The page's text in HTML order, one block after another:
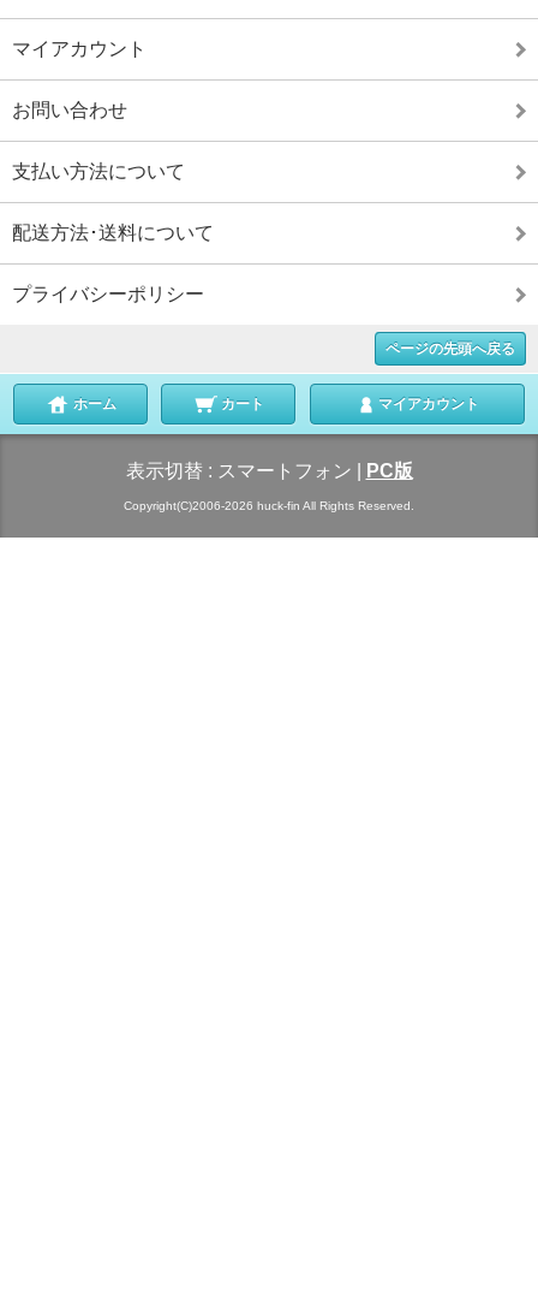
マイアカウント
お問い合わせ
支払い方法について
配送方法･送料について
プライバシーポリシー
ページの先頭へ戻る
ホーム カート マイアカウント
表示切替 : スマートフォン PC版
Copyright(C)2006-2026 huck-fin All Rights Reserved.